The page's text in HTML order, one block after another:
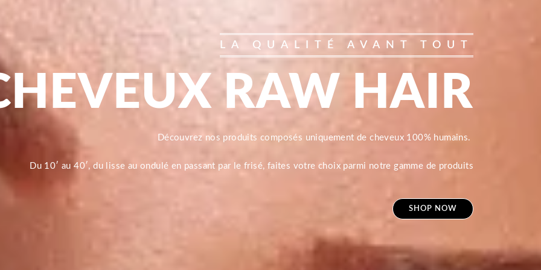
LA QUALITÉ AVANT TOUT
RAW HAIR
Découvrez nos produits composés uniquement de cheveux 100% humains.
Du 10′ au 40′, du lisse au ondulé en passant par le frisé, faites votre choix parmi notre gamme de produits
SHOP NOW